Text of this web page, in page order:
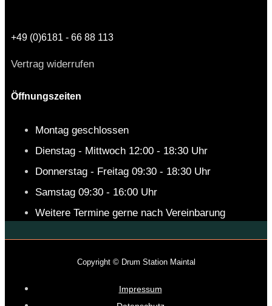
+49 (0)6181 - 66 88 113
Vertrag widerrufen
Öffnungszeiten
Montag geschlossen
Dienstag - Mittwoch 12:00 - 18:30 Uhr
Donnerstag - Freitag 09:30 - 18:30 Uhr
Samstag 09:30 - 16:00 Uhr
Weitere Termine gerne nach Vereinbarung
Copyright © Drum Station Maintal
Impressum